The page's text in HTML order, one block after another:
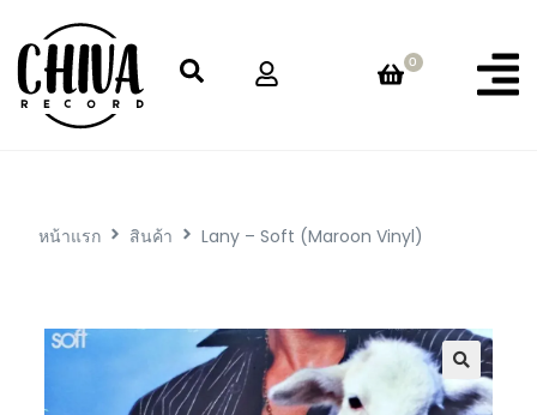
0
หน้าแรก สินค้า Lany – Soft (Maroon Vinyl)